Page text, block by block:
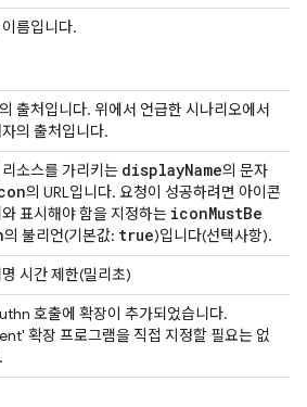
름입니다.
출처입니다. 위에서 언급한 시나리오에서
의 출처입니다.
소스를 가리키는 displayName의 문자
의 URL입니다. 요청이 성공하려면 아이콘
표시해야 함을 지정하는 iconMustBe
의 불리언(기본값: true)입니다(선택사항).
시간 제한(밀리초)
호출에 확장이 추가되었습니다.
확장 프로그램을 직접 지정할 필요는 없